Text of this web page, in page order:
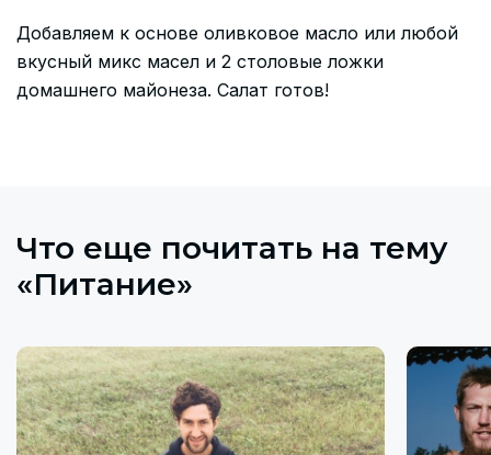
Добавляем к основе оливковое масло или любой
вкусный микс масел и 2 столовые ложки
домашнего майонеза. Салат готов!
Что еще почитать на тему
«Питание»